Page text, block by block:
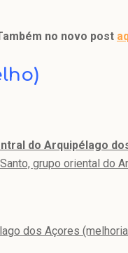
no novo post
do Arquipélago
grupo oriental do
dos Açores